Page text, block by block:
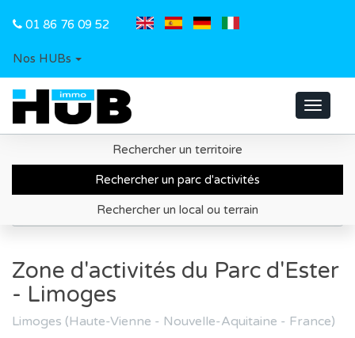
01 86 76 09 52
Nos HUBs
Toggle
Rechercher un territoire
Rechercher un parc d'activités
Rechercher un local ou terrain
Recherche de parc d'activités
Région Nouvelle-Aquitaine
Zone d'activités du Parc d'Ester - Limoges
Zone d'activités du Parc d'Ester
- Limoges
Limoges (Haute-Vienne - Nouvelle-Aquitaine - France)